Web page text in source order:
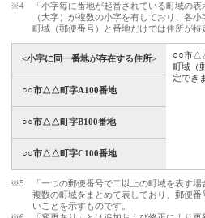
※4
「小字毎に番地が起番されている町域の
（大字）が複数の小字を有しており、各
町域（郵便番号）と番地だけでは住所が特
<小字に同一番地が存在する住所>
○○市△△
町域（
定でき
○○市△△町字A100番地
○○市△△町字B100番地
○○市△△町字C100番地
※5
「一つの郵便番号で二以上の町域を表す
複数の町域をまとめて表しており、郵便
いことを示すものです。